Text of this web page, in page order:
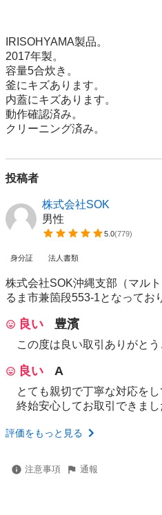
IRISOHYAMA製品。
2017年製。
容量5合炊き。
釜にキズあります。
内蓋にキズあります。
動作確認済み。
クリーニング済み。
投稿者
株式会社SOK
男性
5.0(779)
身分証 法人書類
株式会社SOK沖縄支部（マル
るま市兼箇段553-1となってお
良い 豊濱
この度は良い取引ありがと
良い A
とても親切で丁寧な対応を
終始安心してお取引できまし
評価をもっと見る
注意事項 通報